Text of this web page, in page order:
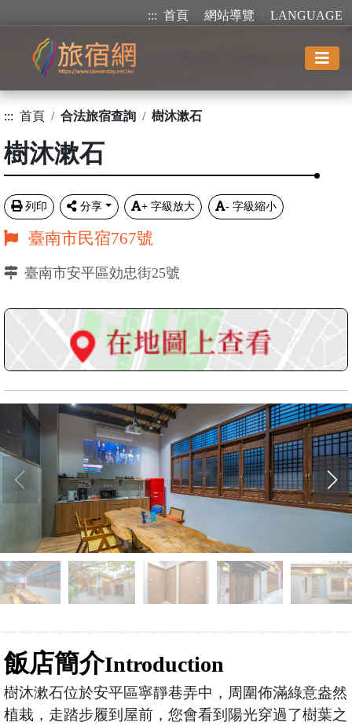
::: 首頁 網站導覽 LANGUAGE
::: 首頁 合法旅宿查詢 樹沐漱石
樹沐漱石
列印 分享 + 字級放大 - 字級縮小
臺南市民宿767號
臺南市安平區効忠街25號
飯店簡介Introduction
樹沐漱石位於安平區寧靜巷弄中，周圍佈滿綠意盎然
植栽，走踏步履到屋前，您會看到陽光穿過了樹葉之